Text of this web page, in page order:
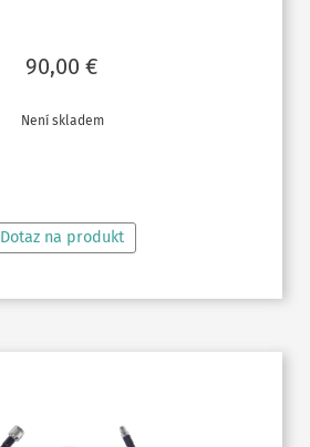
90,00 €
Není skladem
Dotaz na produkt